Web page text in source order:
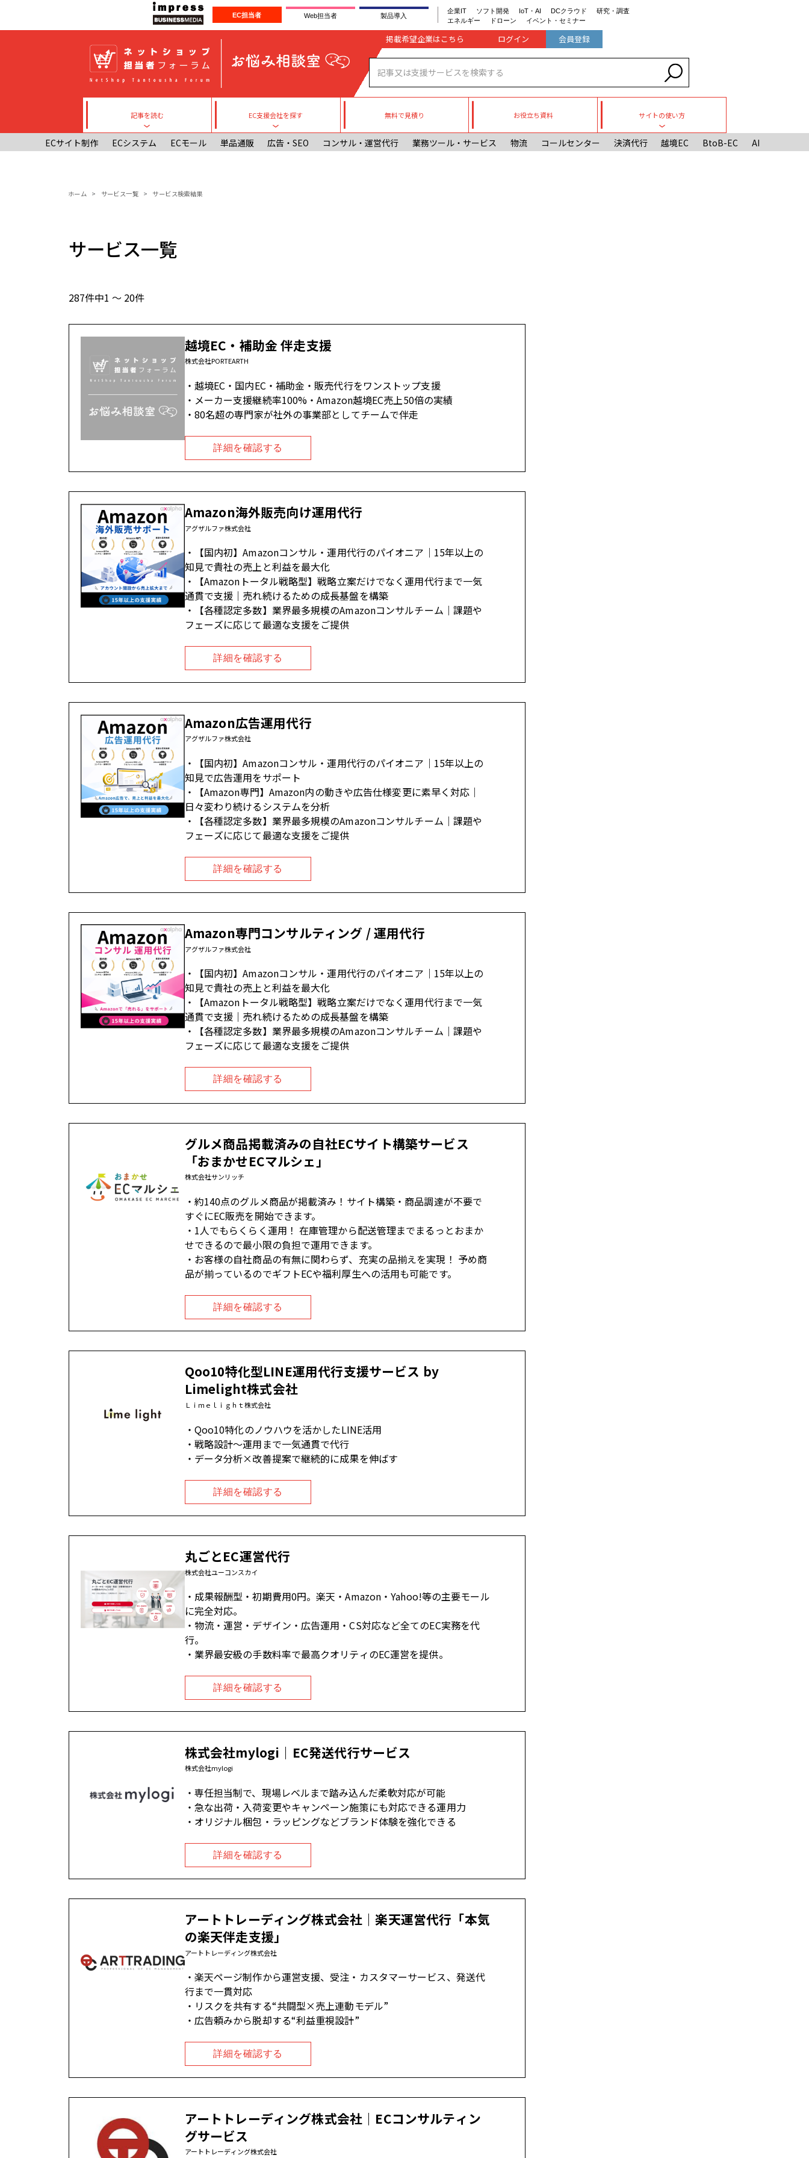
EC担当者 Web担当者 製品導入
企業IT ソフト開発 IoT・AI DCクラウド
研究・調査
エネルギー
ドローン イベント・セミナー
Company register
掲載希望企業はこちら 会員登録
記事を読む
Toggle submenu
EC支援会社を探す
Toggle submenu
無料で見積り お役立ち資料
サイトの使い方
Toggle submenu
ECサイト制作 ECシステム ECモール 単品通販 広告・SEO コンサル・運営代行 業務ツール・サービス 物流 コールセンター 決済代行 越境EC BtoB-EC AI
パンくず
ホーム サービス一覧 サービス検索結果
サービス一覧
287件中1 ～ 20件
越境EC・補助金 伴走支援
株式会社PORTEARTH
越境EC・国内EC・補助金・販売代行をワンストップ支援
メーカー支援継続率100%・Amazon越境EC売上50倍の実績
80名超の専門家が社外の事業部としてチームで伴走
詳細を確認する
Amazon海外販売向け運用代行
アグザルファ株式会社
【国内初】Amazonコンサル・運用代行のパイオニア｜15年以上の
知見で貴社の売上と利益を最大化
【Amazonトータル戦略型】戦略立案だけでなく運用代行まで一気
通貫で支援｜売れ続けるための成長基盤を構築
【各種認定多数】業界最多規模のAmazonコンサルチーム｜課題や
フェーズに応じて最適な支援をご提供
詳細を確認する
Amazon広告運用代行
アグザルファ株式会社
【国内初】Amazonコンサル・運用代行のパイオニア｜15年以上の
知見で広告運用をサポート
【Amazon専門】Amazon内の動きや広告仕様変更に素早く対応｜
日々変わり続けるシステムを分析
【各種認定多数】業界最多規模のAmazonコンサルチーム｜課題や
フェーズに応じて最適な支援をご提供
詳細を確認する
Amazon専門コンサルティング / 運用代行
アグザルファ株式会社
【国内初】Amazonコンサル・運用代行のパイオニア｜15年以上の
知見で貴社の売上と利益を最大化
【Amazonトータル戦略型】戦略立案だけでなく運用代行まで一気
通貫で支援｜売れ続けるための成長基盤を構築
【各種認定多数】業界最多規模のAmazonコンサルチーム｜課題や
フェーズに応じて最適な支援をご提供
詳細を確認する
グルメ商品掲載済みの自社ECサイト構築サービス
「おまかせECマルシェ」
株式会社サンリッチ
約140点のグルメ商品が掲載済み！サイト構築・商品調達が不要で
すぐにEC販売を開始できます。
1人でもらくらく運用！ 在庫管理から配送管理までまるっとおまか
せできるので最小限の負担で運用できます。
お客様の自社商品の有無に関わらず、充実の品揃えを実現！ 予め商
品が揃っているのでギフトECや福利厚生への活用も可能です。
詳細を確認する
Qoo10特化型LINE運用代行支援サービス by
Limelight株式会社
Ｌｉｍｅｌｉｇｈｔ株式会社
Qoo10特化のノウハウを活かしたLINE活用
戦略設計〜運用まで一気通貫で代行
データ分析×改善提案で継続的に成果を伸ばす
詳細を確認する
丸ごとEC運営代行
株式会社ユーコンスカイ
成果報酬型・初期費用0円。楽天・Amazon・Yahoo!等の主要モール
に完全対応。
物流・運営・デザイン・広告運用・CS対応など全てのEC実務を代
行。
業界最安級の手数料率で最高クオリティのEC運営を提供。
詳細を確認する
株式会社mylogi｜EC発送代行サービス
株式会社mylogi
専任担当制で、現場レベルまで踏み込んだ柔軟対応が可能
急な出荷・入荷変更やキャンペーン施策にも対応できる運用力
オリジナル梱包・ラッピングなどブランド体験を強化できる
詳細を確認する
アートトレーディング株式会社｜楽天運営代行「本気
の楽天伴走支援」
アートトレーディング株式会社
楽天ページ制作から運営支援、受注・カスタマーサービス、発送代
行まで一貫対応
リスクを共有する“共闘型×売上連動モデル”
広告頼みから脱却する“利益重視設計”
詳細を確認する
アートトレーディング株式会社｜ECコンサルティン
グサービス
アートトレーディング株式会社